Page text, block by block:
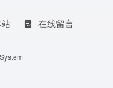
在线留言